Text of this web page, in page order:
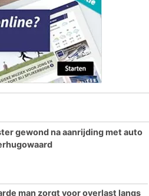
gewond na aanrijding met auto
man zorgt voor overlast langs